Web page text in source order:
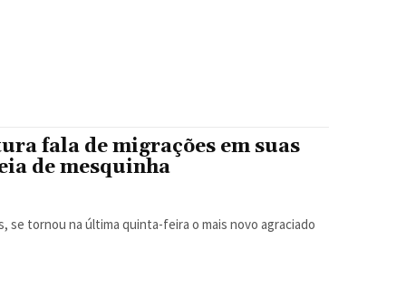
fala de migrações em suas
de mesquinha
se tornou na última quinta-feira o mais novo agraciado